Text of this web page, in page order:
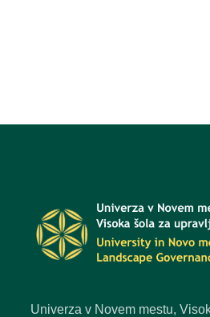
Univerza v Novem mestu,